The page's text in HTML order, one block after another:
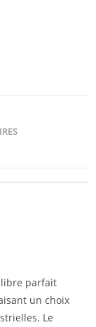
parfait
un choix
Le